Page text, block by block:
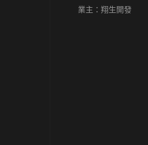
業主： 翔生開發